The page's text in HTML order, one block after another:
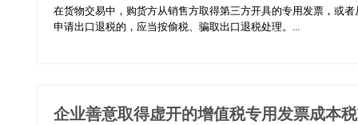
在货物交易中，购货方从销售方取得第三方开具的专用发票，或
申请出口退税的，应当按偷税、骗取出口退税处理。...
企业善意取得虚开的增值税专用发票成本